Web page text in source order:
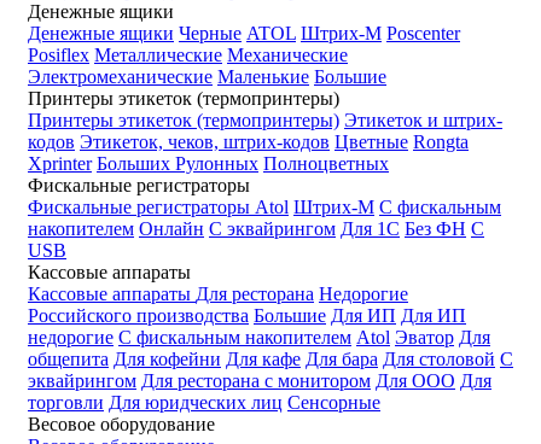
Денежные ящики
Денежные ящики Черные ATOL Штрих-М Poscenter
Posiflex Металлические Механические
Электромеханические Маленькие Большие
Принтеры этикеток (термопринтеры)
Принтеры этикеток (термопринтеры) Этикеток и штрих-
кодов Этикеток, чеков, штрих-кодов Цветные Rongta
Xprinter Больших Рулонных Полноцветных
Фискальные регистраторы
Фискальные регистраторы Atol Штрих-М С фискальным
накопителем Онлайн С эквайрингом Для 1С Без ФН С
USB
Кассовые аппараты
Кассовые аппараты Для ресторана Недорогие
Российского производства Большие Для ИП Для ИП
недорогие С фискальным накопителем Atol Эватор Для
общепита Для кофейни Для кафе Для бара Для столовой С
эквайрингом Для ресторана с монитором Для ООО Для
торговли Для юридческих лиц Сенсорные
Весовое оборудование